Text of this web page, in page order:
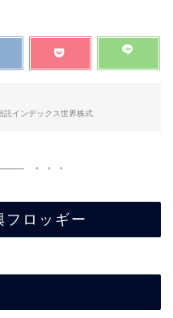
託インデックス世界株式
ロッギー